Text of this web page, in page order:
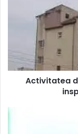
Activitatea